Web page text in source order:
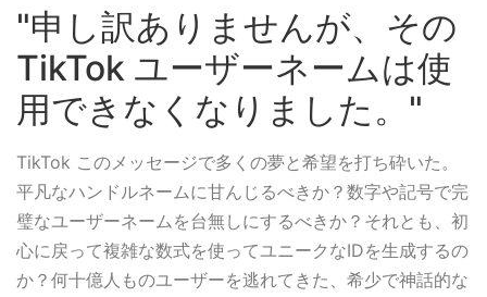
"申し訳ありませんが、その
TikTok ユーザーネームは使
用できなくなりました。"
TikTok このメッセージで多くの夢と希望を打ち砕いた。
平凡なハンドルネームに甘んじるべきか？数字や記号で完
璧なユーザーネームを台無しにするべきか？それとも、初
心に戻って複雑な数式を使ってユニークなIDを生成するの
か？何十億人ものユーザーを逃れてきた、希少で神話的な